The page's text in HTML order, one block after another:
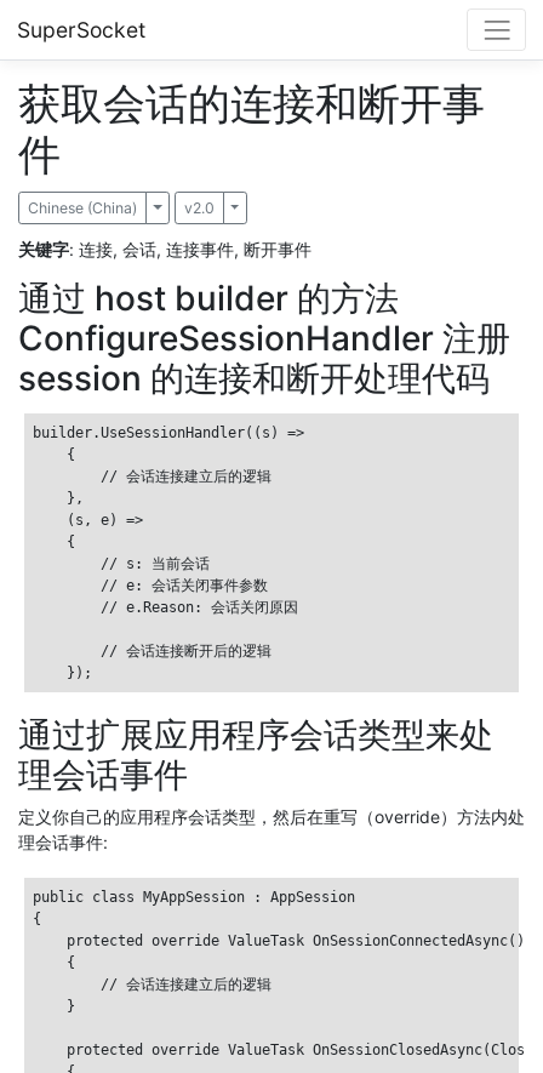
SuperSocket
获取会话的连接和断开事
件
Chinese (China) Toggle Dropdown
v2.0 Toggle Dropdown
关键字: 连接, 会话, 连接事件, 断开事件
通过 host builder 的方法
ConfigureSessionHandler 注册
session 的连接和断开处理代码
builder.UseSessionHandler((s) =>
    {
        // 会话连接建立后的逻辑
    },
    (s, e) =>
    {
        // s: 当前会话
        // e: 会话关闭事件参数
        // e.Reason: 会话关闭原因
        // 会话连接断开后的逻辑
通过扩展应用程序会话类型来处
理会话事件
定义你自己的应用程序会话类型，然后在重写（override）方法内处
理会话事件:
public class MyAppSession : AppSession
{
    protected override ValueTask OnSessionConnectedAsync()
    {
        // 会话连接建立后的逻辑
    }
protected override ValueTask